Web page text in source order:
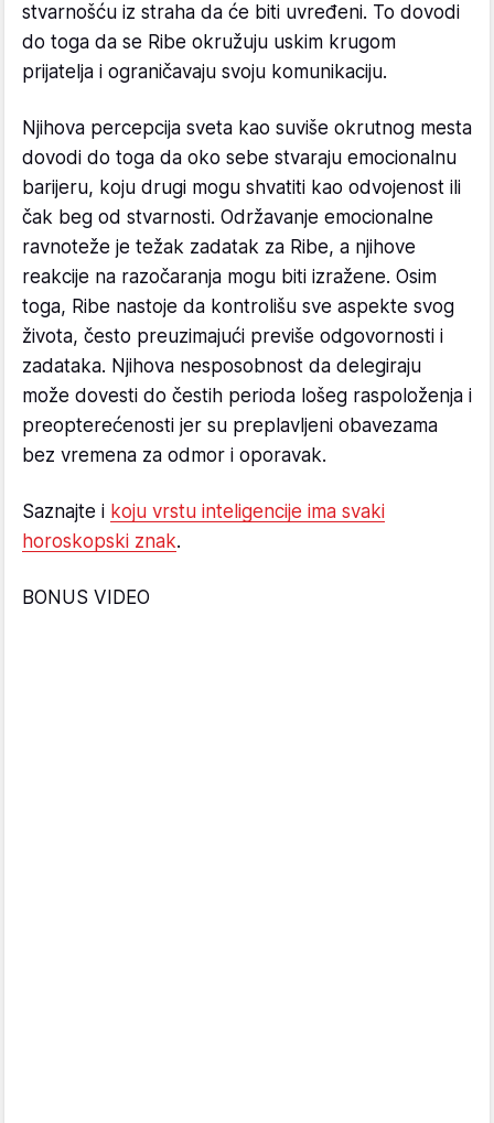
stvarnošću iz straha da će biti uvređeni. To dovodi
do toga da se Ribe okružuju uskim krugom
prijatelja i ograničavaju svoju komunikaciju.
Njihova percepcija sveta kao suviše okrutnog mesta
dovodi do toga da oko sebe stvaraju emocionalnu
barijeru, koju drugi mogu shvatiti kao odvojenost ili
čak beg od stvarnosti. Održavanje emocionalne
ravnoteže je težak zadatak za Ribe, a njihove
reakcije na razočaranja mogu biti izražene. Osim
toga, Ribe nastoje da kontrolišu sve aspekte svog
života, često preuzimajući previše odgovornosti i
zadataka. Njihova nesposobnost da delegiraju
može dovesti do čestih perioda lošeg raspoloženja i
preopterećenosti jer su preplavljeni obavezama
bez vremena za odmor i oporavak.
Saznajte i koju vrstu inteligencije ima svaki
horoskopski znak.
BONUS VIDEO